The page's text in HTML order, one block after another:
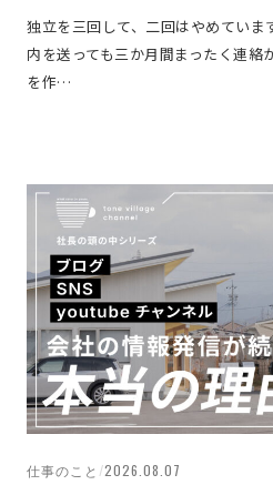
独立を三回して、二回はやめてい
内を送っても三か月間まったく連絡
を作…
仕事のこと /2026.08.07